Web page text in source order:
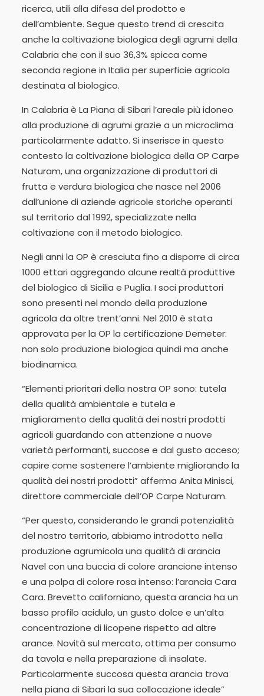
ricerca, utili alla difesa del prodotto e
dell’ambiente. Segue questo trend di crescita
anche la coltivazione biologica degli agrumi della
Calabria che con il suo 36,3% spicca come
seconda regione in Italia per superficie agricola
destinata al biologico.
In Calabria è La Piana di Sibari l’areale più idoneo
alla produzione di agrumi grazie a un microclima
particolarmente adatto. Si inserisce in questo
contesto la coltivazione biologica della OP Carpe
Naturam, una organizzazione di produttori di
frutta e verdura biologica che nasce nel 2006
dall’unione di aziende agricole storiche operanti
sul territorio dal 1992, specializzate nella
coltivazione con il metodo biologico.
Negli anni la OP è cresciuta fino a disporre di circa
1000 ettari aggregando alcune realtà produttive
del biologico di Sicilia e Puglia. I soci produttori
sono presenti nel mondo della produzione
agricola da oltre trent’anni. Nel 2010 è stata
approvata per la OP la certificazione Demeter:
non solo produzione biologica quindi ma anche
biodinamica.
“Elementi prioritari della nostra OP sono: tutela
della qualità ambientale e tutela e
miglioramento della qualità dei nostri prodotti
agricoli guardando con attenzione a nuove
varietà performanti, succose e dal gusto acceso;
capire come sostenere l’ambiente migliorando la
qualità dei nostri prodotti” afferma Anita Minisci,
direttore commerciale dell’OP Carpe Naturam.
“Per questo, considerando le grandi potenzialità
del nostro territorio, abbiamo introdotto nella
produzione agrumicola una qualità di arancia
Navel con una buccia di colore arancione intenso
e una polpa di colore rosa intenso: l’arancia Cara
Cara. Brevetto californiano, questa arancia ha un
basso profilo acidulo, un gusto dolce e un’alta
concentrazione di licopene rispetto ad altre
arance. Novità sul mercato, ottima per consumo
da tavola e nella preparazione di insalate.
Particolarmente succosa questa arancia trova
nella piana di Sibari la sua collocazione ideale”